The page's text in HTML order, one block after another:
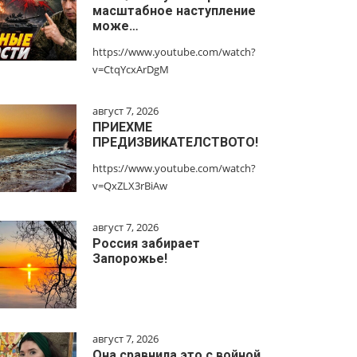
масштабное наступление
може…
https://www.youtube.com/watch?
v=CtqYcxArDgM
август 7, 2026
ПРИЕХМЕ
ПРЕДИЗВИКАТЕЛСТВОТО!
https://www.youtube.com/watch?
v=QxZLX3rBiAw
август 7, 2026
Россия забирает
Запорожье!
август 7, 2026